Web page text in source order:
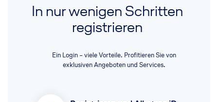
In nur wenigen Schritten
registrieren
Ein Login – viele Vorteile. Profitieren Sie von
exklusiven Angeboten und Services.